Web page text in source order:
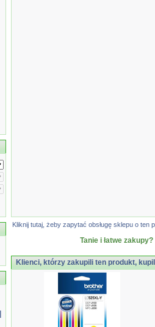
Kliknij tutaj, żeby zapytać obsługę sklepu o
Tanie i łatwe
Klienci, którzy zakupili ten produkt,